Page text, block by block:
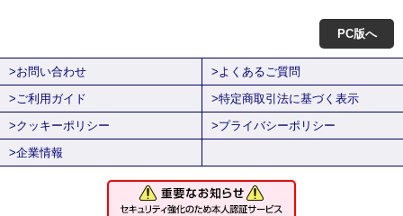
PC版へ
>お問い合わせ
>よくあるご質問
>ご利用ガイド
>特定商取引法に基づく表示
>クッキーポリシー
>プライバシーポリシー
>企業情報